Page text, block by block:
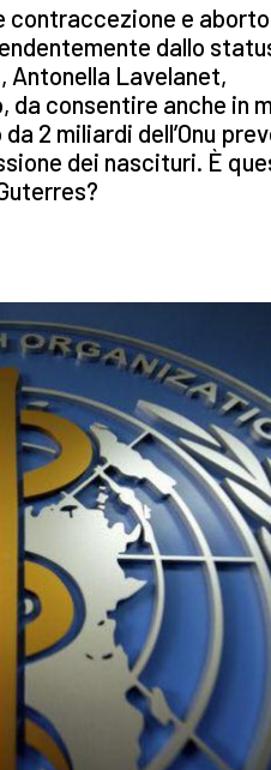
contraccezione e aborto
dallo
Antonella Lavelanet,
da consentire anche in
2 miliardi dell’Onu
dei nascituri. È